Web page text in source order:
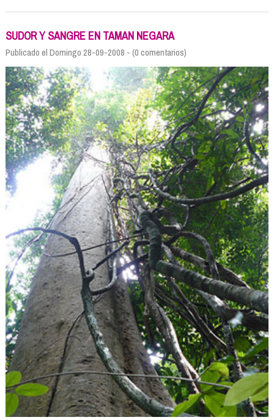
SUDOR Y SANGRE EN TAMAN NEGARA
Publicado el Domingo 28-09-2008 - (0 comentarios)